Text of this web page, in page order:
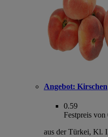
Angebot: Kirschen
0.59
Festpreis von
aus der Türkei, Kl.